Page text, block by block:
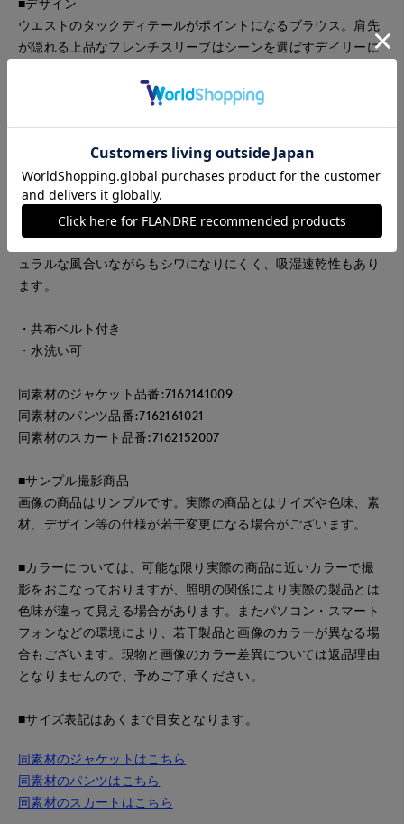
■デザイン
ウエストのタックディテールがポイントになるブラウス。肩先
が隠れる上品なフレンチスリーブはシーンを選ばすデイリーに
きデザインと顔周りをすっきりと見せるVネックが女性らしさ
も魅力。
■素材
天然の麻の生成りのような深みのある色合いと表情で、麻調合
繊の代名詞として知られるアイアス。トリアセテートは森林を
守る為のFSC®認証を取得したサスティナブル素材です。ナチ
ュラルな風合いながらもシワになりにくく、吸湿速乾性もあり
ます。
・共布ベルト付き
・水洗い可
同素材のジャケット品番:7162141009
同素材のパンツ品番:7162161021
同素材のスカート品番:7162152007
■サンプル撮影商品
画像の商品はサンプルです。実際の商品とはサイズや色味、素
材、デザイン等の仕様が若干変更になる場合がございます。
■カラーについては、可能な限り実際の商品に近いカラーで撮
影をおこなっておりますが、照明の関係により実際の製品とは
色味が違って見える場合があります。またパソコン・スマート
フォンなどの環境により、若干製品と画像のカラーが異なる場
合もございます。現物と画像のカラー差異については返品理由
となりませんので、予めご了承ください。
■サイズ表記はあくまで目安となります。
同素材のジャケットはこちら
同素材のパンツはこちら
同素材のスカートはこちら